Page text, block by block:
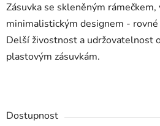
Zásuvka se skleněným rámečkem,
minimalistickým designem -
Delší živostnost a udržovatelnost
plastovým zásuvkám.
Dostupnost